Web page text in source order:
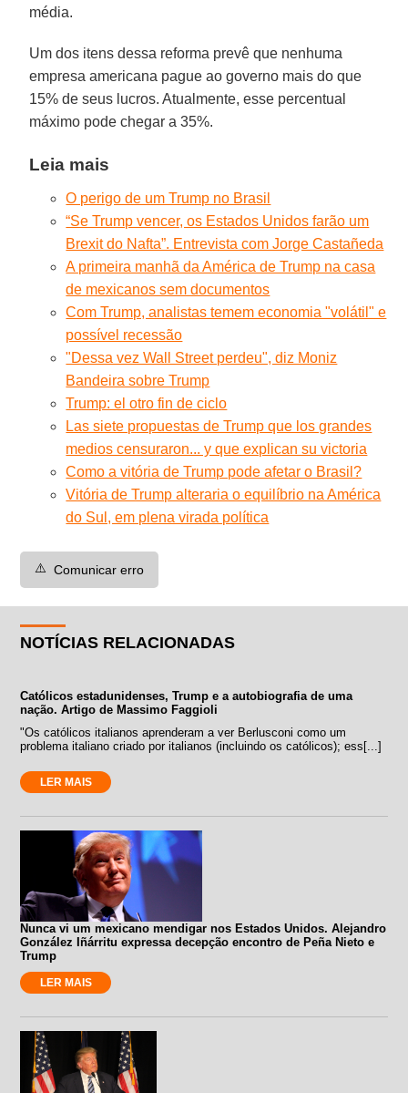
média.
Um dos itens dessa reforma prevê que nenhuma
empresa americana pague ao governo mais do que
15% de seus lucros. Atualmente, esse percentual
máximo pode chegar a 35%.
Leia mais
O perigo de um Trump no Brasil
“Se Trump vencer, os Estados Unidos farão um
Brexit do Nafta”. Entrevista com Jorge Castañeda
A primeira manhã da América de Trump na casa
de mexicanos sem documentos
Com Trump, analistas temem economia "volátil" e
possível recessão
"Dessa vez Wall Street perdeu", diz Moniz
Bandeira sobre Trump
Trump: el otro fin de ciclo
Las siete propuestas de Trump que los grandes
medios censuraron... y que explican su victoria
Como a vitória de Trump pode afetar o Brasil?
Vitória de Trump alteraria o equilíbrio na América
do Sul, em plena virada política
⚠️ Comunicar erro
NOTÍCIAS RELACIONADAS
Católicos estadunidenses, Trump e a autobiografia de uma
nação. Artigo de Massimo Faggioli
"Os católicos italianos aprenderam a ver Berlusconi como um
problema italiano criado por italianos (incluindo os católicos); ess[...]
LER MAIS
Nunca vi um mexicano mendigar nos Estados Unidos. Alejandro
González Iñárritu expressa decepção encontro de Peña Nieto e
Trump
LER MAIS